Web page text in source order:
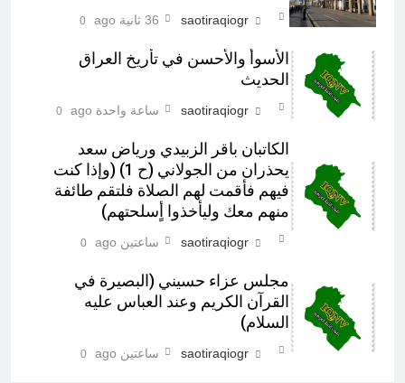
saotiraqiogr 36 ثانية ago 0
الأسوأ والأحسن في تأريخ العراق
الحديث
saotiraqiogr ساعة واحدة ago 0
الكاتبان باقر الزبيدي ورياض سعد
يحذران من الجولاني (ح 1) (وإذا كنت
فيهم فأقمت لهم الصلاة فلتقم طائفة
منهم معك وليأخذوا أٍسلحتهم)
saotiraqiogr ساعتين ago 0
مجلس عزاء حسيني (البصيرة في
القرآن الكريم وعند العباس عليه
السلام)
saotiraqiogr ساعتين ago 0